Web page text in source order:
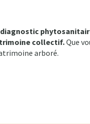
collectif.Que
arboré.